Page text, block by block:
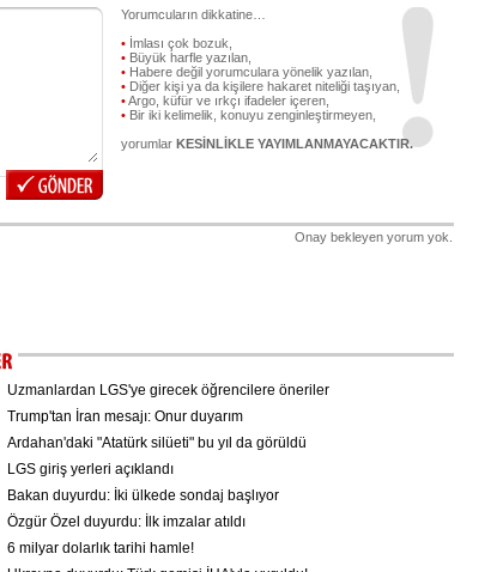
Yorumcuların dikkatine…
• İmlası çok bozuk,
• Büyük harfle yazılan,
• Habere değil yorumculara yönelik yazılan,
• Diğer kişi ya da kişilere hakaret niteliği taşıyan,
•Argo, küfür ve ırkçı ifadeler içeren,
• Bir iki kelimelik, konuyu zenginleştirmeyen,
yorumlar KESİNLİKLE YAYIMLANMAYACAKTIR.
Onay bekleyen yorum yok.
Uzmanlardan LGS'ye girecek öğrencilere öneriler
Trump'tan İran mesajı: Onur duyarım
Ardahan'daki "Atatürk silüeti" bu yıl da görüldü
LGS giriş yerleri açıklandı
Bakan duyurdu: İki ülkede sondaj başlıyor
Özgür Özel duyurdu: İlk imzalar atıldı
6 milyar dolarlık tarihi hamle!